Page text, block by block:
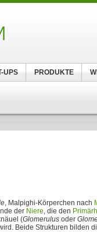
, Malpighi-Körperchen nach
der Niere, die den
(Glomerulus oder
Beide Strukturen bilden
UPS PRODUKTE